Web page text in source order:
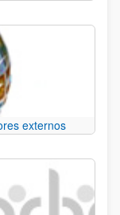
externos